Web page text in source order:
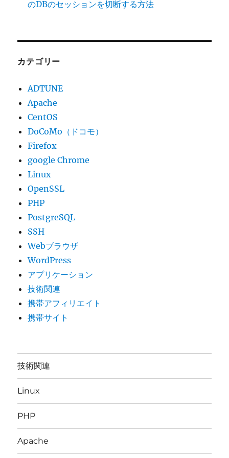
のDBのセッションを切断する方法
カテゴリー
ADTUNE
Apache
CentOS
DoCoMo（ドコモ）
Firefox
google Chrome
Linux
OpenSSL
PHP
PostgreSQL
SSH
Webブラウザ
WordPress
アプリケーション
技術関連
携帯アフィリエイト
携帯サイト
技術関連
Linux
PHP
Apache